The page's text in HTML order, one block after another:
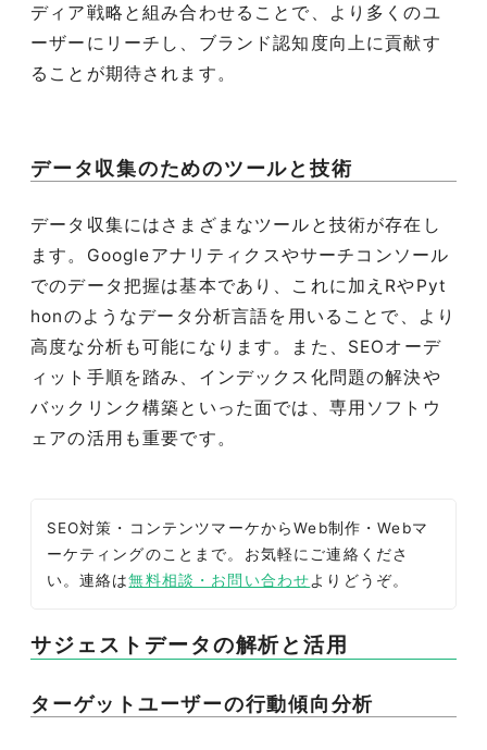
ディア戦略と組み合わせることで、より多くのユ
ーザーにリーチし、ブランド認知度向上に貢献す
ることが期待されます。
データ収集のためのツールと技術
データ収集にはさまざまなツールと技術が存在し
ます。Googleアナリティクスやサーチコンソール
でのデータ把握は基本であり、これに加えRやPyt
honのようなデータ分析言語を用いることで、より
高度な分析も可能になります。また、SEOオーデ
ィット手順を踏み、インデックス化問題の解決や
バックリンク構築といった面では、専用ソフトウ
ェアの活用も重要です。
SEO対策・コンテンツマーケからWeb制作・Webマ
ーケティングのことまで。お気軽にご連絡くださ
い。連絡は無料相談・お問い合わせよりどうぞ。
サジェストデータの解析と活用
ターゲットユーザーの行動傾向分析